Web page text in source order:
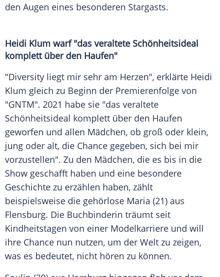
den Augen eines besonderen Stargasts.
Heidi Klum warf "das veraltete Schönheitsideal
komplett über den Haufen"
"Diversity liegt mir sehr am Herzen", erklärte Heidi
Klum gleich zu Beginn der Premierenfolge von
"GNTM". 2021 habe sie "das veraltete
Schönheitsideal komplett über den Haufen
geworfen und allen Mädchen, ob groß oder klein,
jung oder alt, die Chance gegeben, sich bei mir
vorzustellen". Zu den Mädchen, die es bis in die
Show geschafft haben und eine besondere
Geschichte zu erzählen haben, zählt
beispielsweise die gehörlose Maria (21) aus
Flensburg. Die Buchbinderin träumt seit
Kindheitstagen von einer Modelkarriere und will
ihre Chance nun nutzen, um der Welt zu zeigen,
was es bedeutet, nicht hören zu können.